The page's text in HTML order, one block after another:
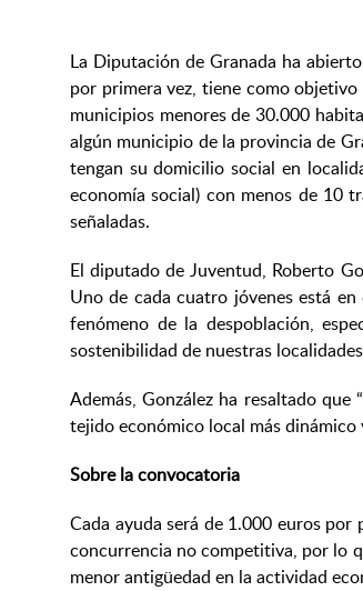
La Diputación de Granada ha
por primera vez, tiene como
municipios menores de 30.000
algún municipio de la provincia de
tengan su domicilio social en
economía social) con menos de 10
señaladas.
El diputado de Juventud, Roberto
Uno de cada cuatro jóvenes está
fenómeno de la despoblación,
sostenibilidad de nuestras localidades
Además, González ha resaltado
tejido económico local más
Sobre la convocatoria
Cada ayuda será de 1.000 euros
concurrencia no competitiva, por lo
menor antigüedad en la actividad